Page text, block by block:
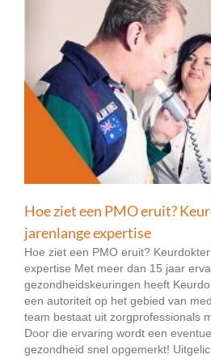
Hoe ziet een PMO eruit?
jarenlange expertise
Hoe ziet een PMO eruit?
expertise Met meer dan 15 jaar
gezondheidskeuringen heeft
een autoriteit op het gebied van
team bestaat uit zorgprofessionals
Door die ervaring wordt een
gezondheid snel opgemerkt!